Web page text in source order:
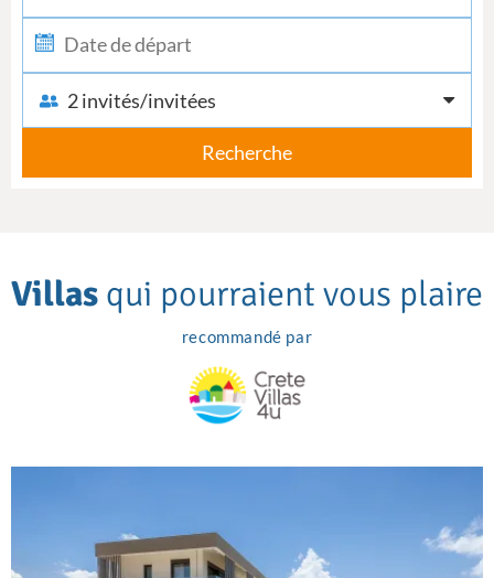
2 invités/invitées
Recherche
Villas qui pourraient vous plaire
recommandé par